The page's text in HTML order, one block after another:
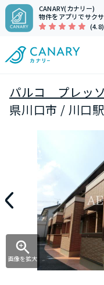
CANARY(カナリー)
物件をアプリでサク
(4.8)
パルコ プレッソ
県川口市 / 川口
画像を拡大